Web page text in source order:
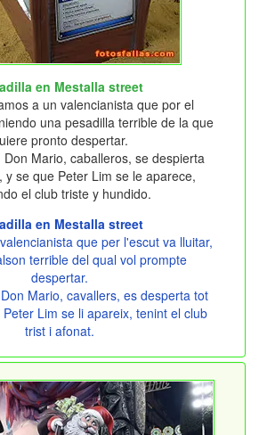
en Mestalla street
a un valencianista que por el
una pesadilla terrible de la que
pronto despertar.
Don Mario, caballeros, se despierta
y se que Peter Lim se le aparece,
el club triste y hundido.
en Mestalla street
que per l'escut va lluitar,
terrible del qual vol prompte
despertar.
Mario, cavallers, es desperta tot
Lim se li apareix, tenint el club
trist i afonat.